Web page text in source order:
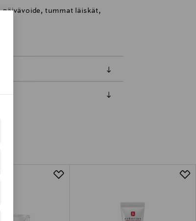
päivävoide, tummat läiskät,
riippuen
osoitteeseen.